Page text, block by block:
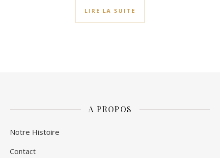
LIRE LA SUITE
A PROPOS
Notre Histoire
Contact